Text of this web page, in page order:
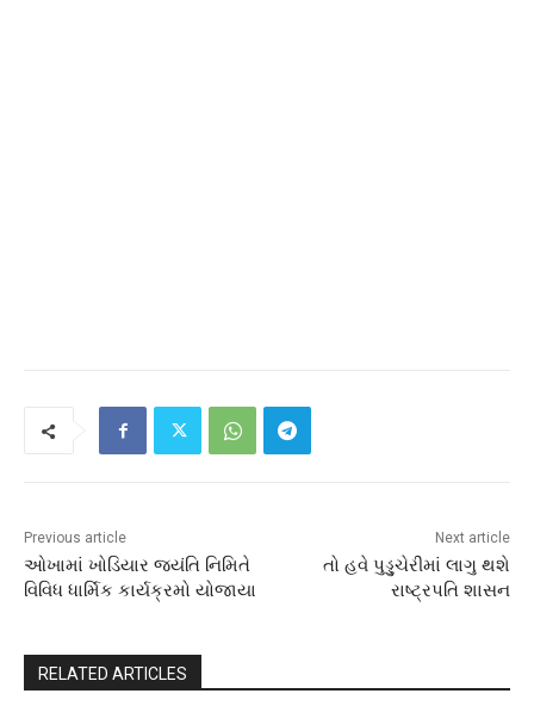
Previous article
ઓખામાં ખોડિયાર જયંતિ નિમિતે
વિવિધ ધાર્મિક કાર્યક્રમો યોજાયા
Next article
તો હવે પુડ્ડુચેરીમાં લાગુ થશે
રાષ્ટ્રપતિ શાસન
RELATED ARTICLES